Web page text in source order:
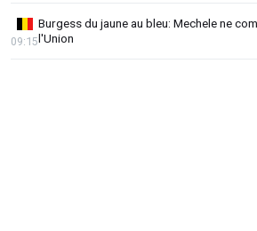
Burgess du jaune au bleu: Mechele ne
l'Union
09:15